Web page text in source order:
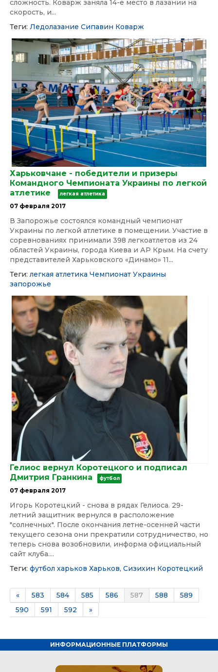
сложность. Коварж заняла 14-е место в лазании на
скорость, и...
Теги: Ледолазание Сипавин Коварж
Харьковчане - победители и призеры
Командного Чемпионата Украины по легкой
атлетике
легкая атлетика
07 февраля 2017
В Запорожье состоялся командный чемпионат
Украины по легкой атлетике в помещении. Участие в
соревнованиях принимали 398 легкоатлетов из 24
областей Украины, города Киева и АР Крым. На счету
представителей Харьковского «Динамо» 11...
Теги: легкая атлетика Чемпионат Украины
запорожье
Гелиос вернул Коротецкого и подписал
Дмитрия Гранкина
футбол
07 февраля 2017
Игорь Коротецкий - снова в рядах Гелиоса. 29-
летний защитник вернулся в расположение
"солнечных". После окончания летне-осенней части
текущего сезона они прекратили сотрудничество, но
теперь снова возобновили, информа официальный
сайт клуба....
Теги: футбол харьков Харьков, Сизихин Коротецкий
« 583 584 585 586 587 588
589
590
591 592 »
ИНФОРМАЦИОННЫЕ ПЛАТФОРМЫ